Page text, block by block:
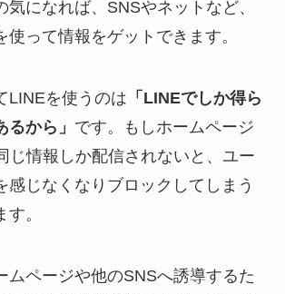
気になれば、SNSやネットなど、
使って情報をゲットできます。
LINEを使うのは 「LINEでしか得ら
から」 です。もしホームページ
じ情報しか配信されないと、ユー
感じなくなりブロックしてしまう
。
ムページや他のSNSへ誘導するた